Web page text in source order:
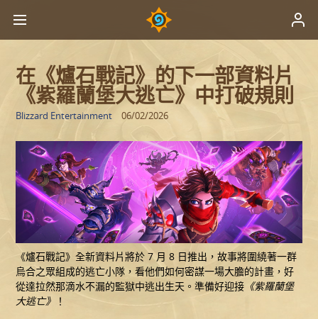
在《爐石戰記》的下一部資料片
《紫羅蘭堡大逃亡》中打破規則
Blizzard Entertainment 06/02/2026
《爐石戰記》全新資料片將於 7 月 8 日推出，故事將圍繞著一群
烏合之眾組成的逃亡小隊，看他們如何密謀一場大膽的計畫，好
從達拉然那滴水不漏的監獄中逃出生天。準備好迎接 《紫羅蘭堡
大逃亡》
！